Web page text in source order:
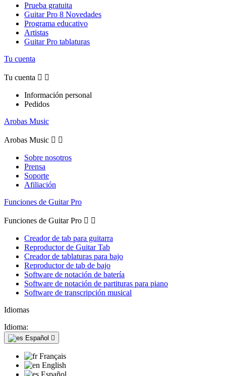
Prueba gratuita
Guitar Pro 8 Novedades
Programa educativo
Artistas
Guitar Pro tablaturas
Tu cuenta
Tu cuenta  
Información personal
Pedidos
Arobas Music
Arobas Music  
Sobre nosotros
Prensa
Soporte
Afiliación
Funciones de Guitar Pro
Funciones de Guitar Pro  
Creador de tab para guitarra
Reproductor de Guitar Tab
Creador de tablaturas para bajo
Reproductor de tab de bajo
Software de notación de batería
Software de notación de partituras para piano
Software de transcripción musical
Idiomas
Idioma:
Español 
Français
English
Español